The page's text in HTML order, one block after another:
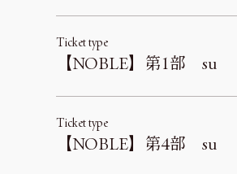
Ticket type
【NOBLE】第1部 su
Ticket type
【NOBLE】第4部 su